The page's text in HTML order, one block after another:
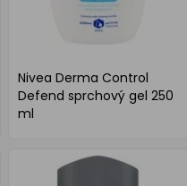
Nivea Derma Control
Defend sprchový gel 250
ml